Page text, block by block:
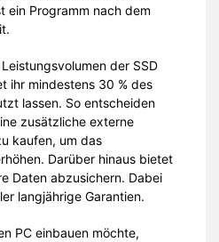
ein Programm nach dem
der SSD
ihr mindestens 30 % des
lassen. So entscheiden
zusätzliche externe
kaufen, um das
Darüber hinaus bietet
Daten abzusichern. Dabei
langjährige Garantien.
PC einbauen möchte,